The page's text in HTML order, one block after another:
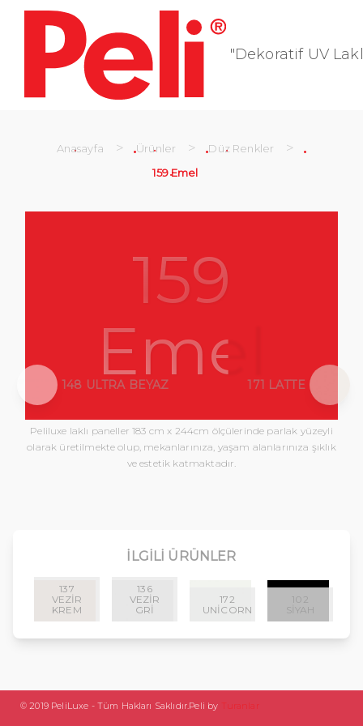
"Dekoratif UV
Anasayfa > Ürünler > Düz Renkler >
159 Emel
159
Emel
Peliluxe laklı paneller 183 cm x 244cm ölçülerinde parlak yüzeyli
olarak üretilmekte olup, mekanlarınıza, yaşam alanlarınıza şıklık
ve estetik katmaktadır.
İLGILI ÜRÜNLER
137
VEZIR
KREM
136
VEZIR
GRI
172
UNICORN
102
SIYAH
148 ULTRA BEYAZ 171 LATTE
© 2019 PeliLuxe - Tüm Hakları Saklıdır.Peli by Turanlar